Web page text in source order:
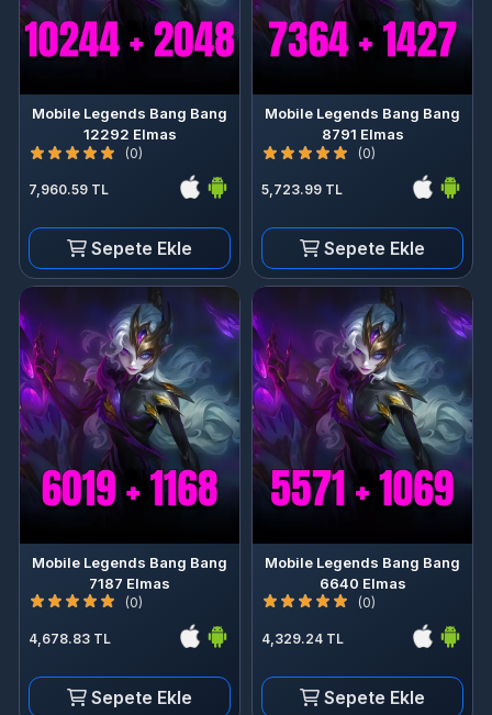
Mobile Legends Bang Bang
12292 Elmas
(0)
7,960.59 TL
Sepete Ekle
Mobile Legends Bang Bang
8791 Elmas
(0)
5,723.99 TL
Sepete Ekle
Mobile Legends Bang Bang
7187 Elmas
(0)
4,678.83 TL
Sepete Ekle
Mobile Legends Bang Bang
6640 Elmas
(0)
4,329.24 TL
Sepete Ekle